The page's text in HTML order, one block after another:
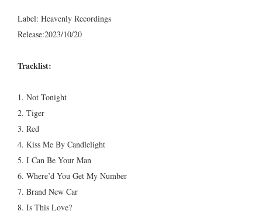
Label: Heavenly Recordings
Release:2023/10/20
Tracklist:
1. Not Tonight
2. Tiger
3. Red
4. Kiss Me By Candlelight
5. I Can Be Your Man
6. Where’d You Get My Number
7. Brand New Car
8. Is This Love?